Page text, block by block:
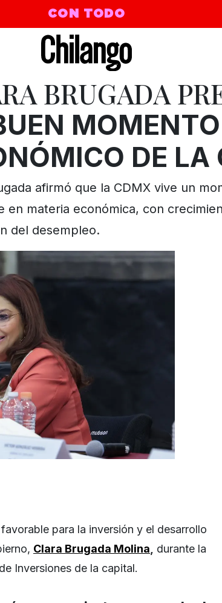
CON TODO
BRUGADA
MOMENTO
DE LA
afirmó que la CDMX vive un
en materia económica, con
del desempleo.
para la inversión y el desarrollo
Clara Brugada Molina
durante la
Inversiones de la capital.